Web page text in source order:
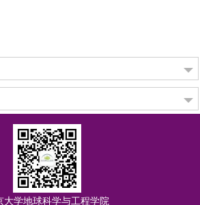
大学地球科学与工程学院